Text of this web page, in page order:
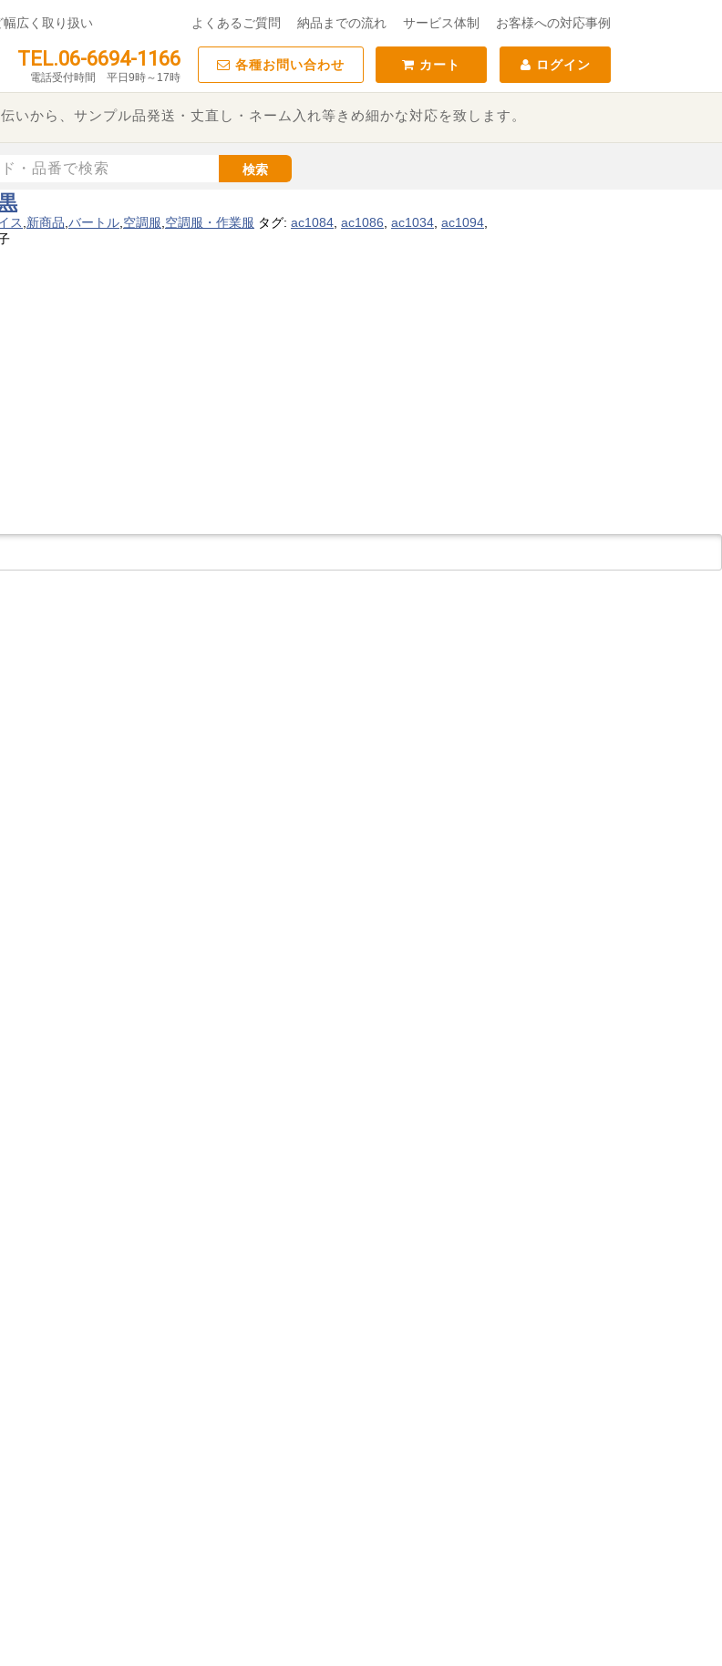
広く取り扱い よくあるご質問 納品までの流れ サービス体制 お客様への対応事例
TEL.06-6694-1166
電話受付時間 平日9時～17時
各種お問い合わせ カート ログイン
いから、サンプル品発送・丈直し・ネーム入れ等きめ細かな対応を致します。
検索
ス 新商品 バートル 空調服 空調服・作業服 タグ: ac1084 ac1086 ac1034 ac1094